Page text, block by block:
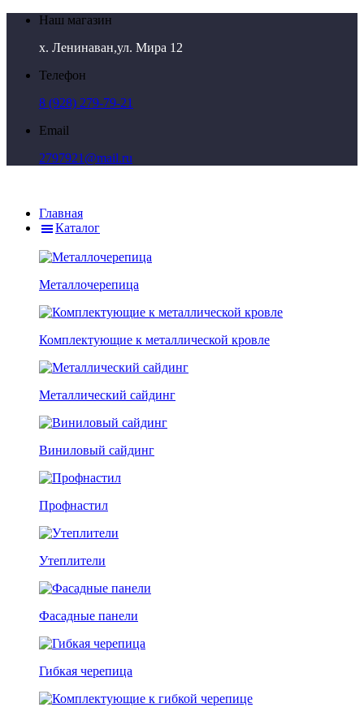
Наш магазин
х. Ленинаван,ул. Мира 12
Телефон
8 (928) 279-79-21
Email
2797921@mail.ru
Главная
Каталог
Металлочерепица
Комплектующие к металлической кровле
Металлический сайдинг
Виниловый сайдинг
Профнастил
Утеплители
Фасадные панели
Гибкая черепица